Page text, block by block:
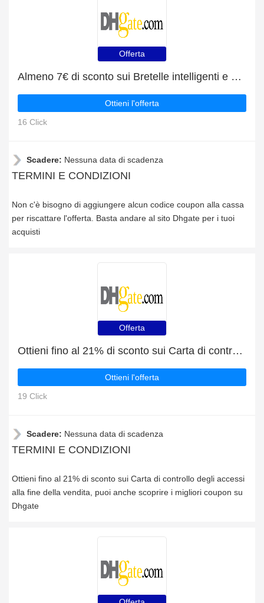
Offerta
Almeno 7€ di sconto sui Bretelle intelligenti e altro
Ottieni l'offerta
16 Click
Scadere: Nessuna data di scadenza
TERMINI E CONDIZIONI
Non c'è bisogno di aggiungere alcun codice coupon alla cassa
per riscattare l'offerta. Basta andare al sito Dhgate per i tuoi
acquisti
Offerta
Ottieni fino al 21% di sconto sui Carta di controllo degli accessi alla fine della vendita
Ottieni l'offerta
19 Click
Scadere: Nessuna data di scadenza
TERMINI E CONDIZIONI
Ottieni fino al 21% di sconto sui Carta di controllo degli accessi
alla fine della vendita, puoi anche scoprire i migliori coupon su
Dhgate